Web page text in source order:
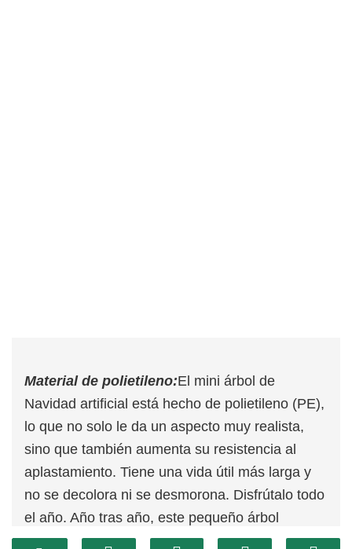
Material de polietileno:El mini árbol de
Navidad artificial está hecho de polietileno (PE),
lo que no solo le da un aspecto muy realista,
sino que también aumenta su resistencia al
aplastamiento. Tiene una vida útil más larga y
no se decolora ni se desmorona. Disfrútalo todo
el año. Año tras año, este pequeño árbol
aportará un toque navideño alegre.